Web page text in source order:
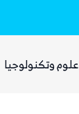
علوم وتكنولوجيا